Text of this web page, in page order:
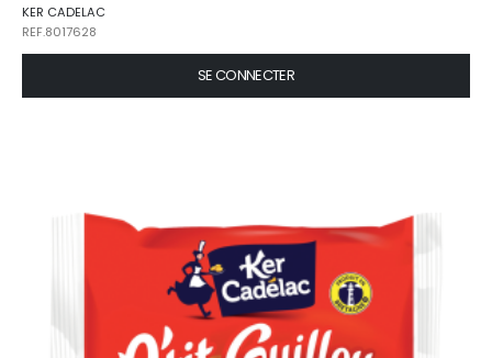
KER CADELAC
REF.8017628
SE CONNECTER